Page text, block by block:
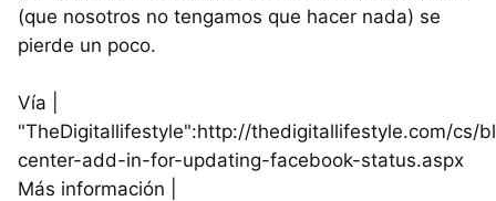
(que nosotros no tengamos que hacer nada) se
pierde un poco.
Vía |
"TheDigitallifestyle":http://thedigitallifestyle.com/cs/
center-add-in-for-updating-facebook-status.aspx
Más información |